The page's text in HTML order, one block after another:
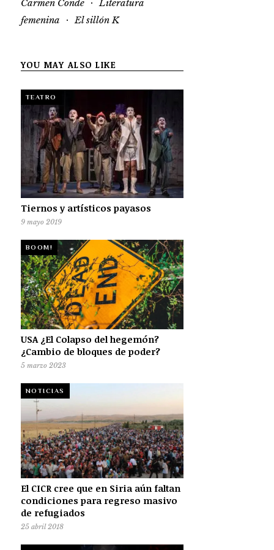
Carmen Conde
Literatura
femenina
· El sillón K
YOU MAY ALSO LIKE
TEATRO
Tiernos y artísticos payasos
9 mayo 2019
BOOM!
USA ¿El Colapso del hegemón?
¿Cambio de bloques de poder?
5 marzo 2023
NOTICIAS
El CICR cree que en Siria aún faltan
condiciones para regreso masivo
de refugiados
25 abril 2018